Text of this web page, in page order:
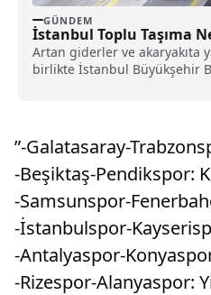
GÜNDEM
İstanbul Toplu Taşıma
Artan giderler ve akaryakıta
birlikte İstanbul Büyükşehir
”-Galatasaray-
-Beşiktaş-Pendikspor:
-Samsunspor-
-İstanbulspor-
-Antalyaspor-
-Rizespor-Alanyaspor: